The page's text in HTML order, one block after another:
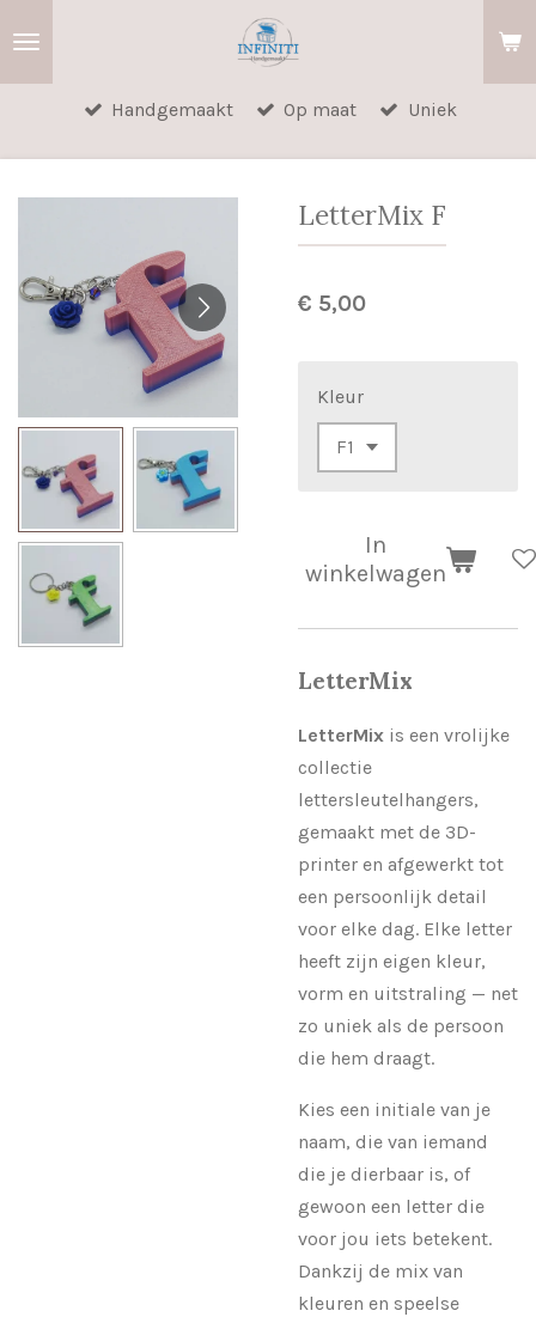
hoofdinhoud
Handgemaakt Op maat Uniek
LetterMix F
€ 5,00
Kleur
In
winkelwagen
LetterMix
LetterMix is een vrolijke
collectie
lettersleutelhangers,
gemaakt met de 3D-
printer en afgewerkt tot
een persoonlijk detail
voor elke dag. Elke letter
heeft zijn eigen kleur,
vorm en uitstraling — net
zo uniek als de persoon
die hem draagt.
Kies een initiale van je
naam, die van iemand
die je dierbaar is, of
gewoon een letter die
voor jou iets betekent.
Dankzij de mix van
kleuren en speelse